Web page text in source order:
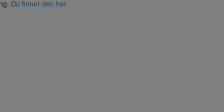
Du finner den her.